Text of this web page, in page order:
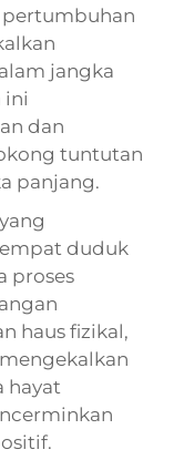
pertumbuhan
jangka
ini
dan
tuntutan
panjang.
duduk
proses
haus fizikal,
hayat